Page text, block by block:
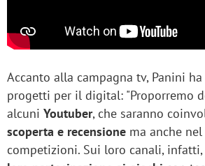
Accanto alla campagna tv, Panini
progetti per il digital: "Proporremo
alcuni Youtuber, che saranno
scoperta e recensione ma anche
competizioni. Sui loro canali, infatti,